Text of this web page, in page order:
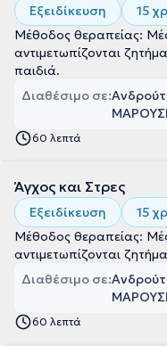
Εξειδίκευση
15
Μέθοδος θεραπείας:
αντιμετωπίζονται
παιδιά.
Διαθέσιμο σε:
60 λεπτά
Άγχος και Στρες
Εξειδίκευση
15
Μέθοδος θεραπείας:
αντιμετωπίζονται
Διαθέσιμο σε:
60 λεπτά